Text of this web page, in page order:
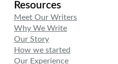
Resources
Meet Our Writers
Why We Write
Our Story
How we started
Our Experience